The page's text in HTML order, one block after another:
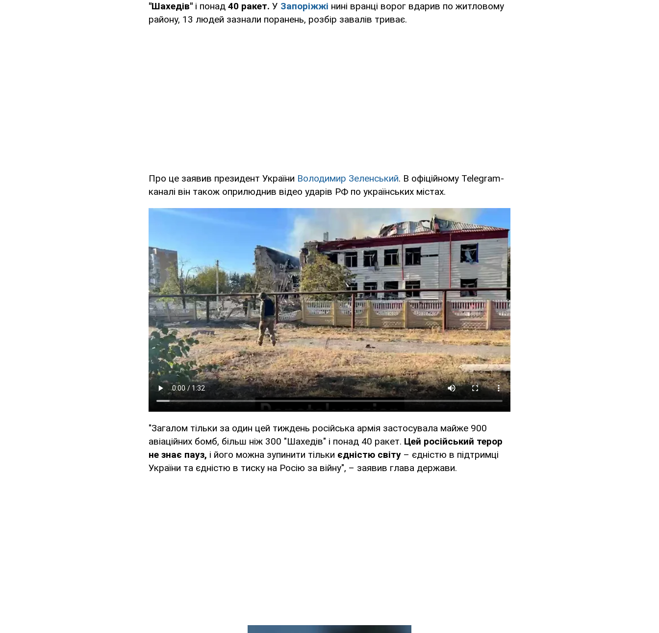
"Шахедів" і понад 40 ракет. У Запоріжжі нині вранці ворог вдарив по житловому
району, 13 людей зазнали поранень, розбір завалів триває.
Про це заявив президент України Володимир Зеленський. В офіційному Telegram-
каналі він також оприлюднив відео ударів РФ по українських містах.
"Загалом тільки за один цей тиждень російська армія застосувала майже 900
авіаційних бомб, більш ніж 300 "Шахедів" і понад 40 ракет. Цей російський терор
не знає пауз, і його можна зупинити тільки єдністю світу – єдністю в підтримці
України та єдністю в тиску на Росію за війну", – заявив глава держави.